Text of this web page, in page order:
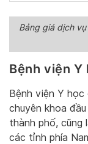
Bảng giá dịch
Bệnh viện
Bệnh viện Y
chuyên khoa
thành phố, cũng
các tỉnh phía